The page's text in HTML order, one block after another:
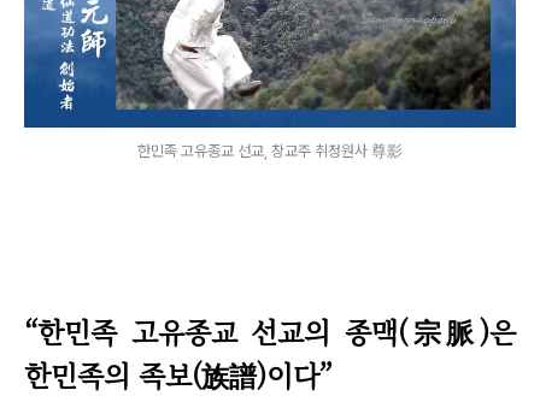
한민족 고유종교 선교, 창교주 취정원사 尊影
“한민족 고유종교 선교의 종맥(宗脈)은
한민족의 족보(族譜)이다”